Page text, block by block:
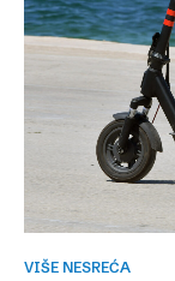
VIŠE NESREĆA